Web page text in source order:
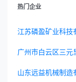
热门企业
江苏磷盈矿业科技
广州市白云区三元
山东远益机械制造